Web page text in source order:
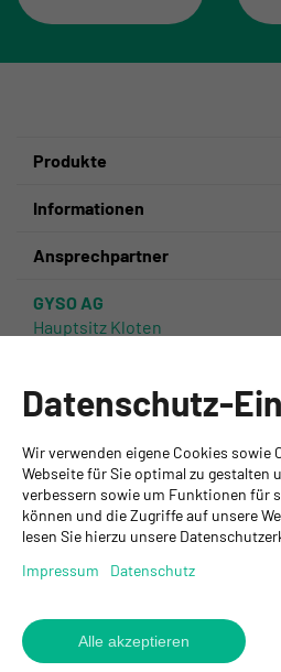
Produkte
Informationen
Ansprechpartner
GYSO AG
Hauptsitz Kloten
+ 41 43 255 55 55
info@gyso.ch
www.gyso.ch
GYSO
auf
Youtube
GYSO
auf
Youtube
Gyso
auf
Linkedin
© 2026 GYSO
Datenschutz-
Wir verwenden eigene Cookies sowie
Webseite für Sie optimal zu gestalten
verbessern sowie um Funktionen für
können und die Zugriffe auf unsere
lesen Sie hierzu unsere
Impressum
Datenschutz
Alle akzeptieren